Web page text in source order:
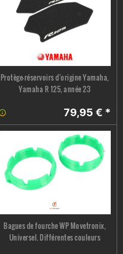
Protège-réservoirs d'origine Yamaha,
Yamaha R 125, année 23
79,95 € *
Bagues de fourche WP Movetronix,
Universel. Différentes couleurs